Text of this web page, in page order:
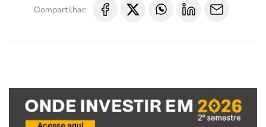
Compartilhar: